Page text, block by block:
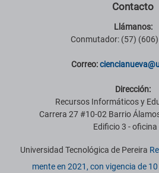
Contacto
Llámanos:
Conmutador: (57)
Correo:
Dirección:
Recursos Informáticos y
Carrera 27 #10-02 Barrio
Edificio 3 - oficina
Universidad Tecnológica de Pereira
mente en 2021, con vigencia de